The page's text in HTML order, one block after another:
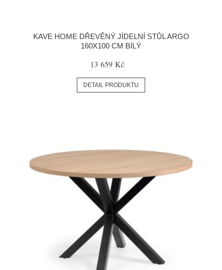
KAVE HOME DŘEVĚNÝ JÍDELNÍ STŮL ARGO
160X100 CM BÍLÝ
13 659 Kč
DETAIL PRODUKTU